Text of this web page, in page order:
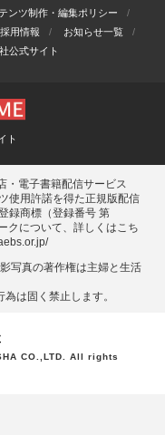
ンツ制作・編集ポリシー
採用情報
お知らせ一覧
公式サイト
ト
・電子書籍配信サービス
使用許諾を得た正規版配信
録商標（登録番号 第
クについて、詳しくはこち
写真の著作権は主婦と⽣活
は固く禁⽌します。
CO.,LTD. All rights